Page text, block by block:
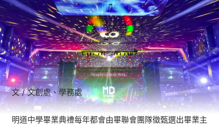
文 /文創處、學務處
明道中學畢業典禮每年都會由畢聯會團隊徵甄選出畢業主